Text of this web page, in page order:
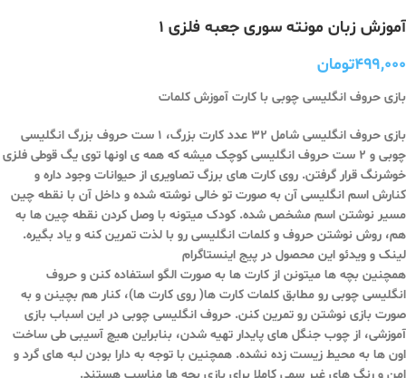
آموزش زبان مونته سوری جعبه فلزی ۱
۴۹۹,۰۰۰تومان
بازی حروف انگلیسی چوبی با کارت آموزش کلمات
بازی حروف انگلیسی شامل 32 عدد کارت بزرگ، 1 ست حروف بزرگ انگلیسی
چوبی و 2 ست حروف انگلیسی کوچک میشه که همه ی اونها توی یگ قوطی فلزی
خوشرنگ قرار گرفتن. روی کارت های برزگ تصاویری از حیوانات وجود داره و
کنارش اسم انگلیسی آن به صورت تو خالی نوشته شده و داخل آن با نقطه چین
مسیر نوشتن اسم مشخص شده. کودک میتونه با وصل کردن نقطه چین ها به
هم، روش نوشتن حروف و کلمات انگلیسی رو با لذت تمرین کنه و یاد بگیره.
لینک و ویدئو این محصول در پیج اینستاگرام
همچنین بچه ها میتونن از کارت ها به صورت الگو استفاده کنن و حروف
انگلیسی چوبی رو مطابق کلمات کارت ها( روی کارت ها)، کنار هم بچینن و به
صورت بازی نوشتن رو تمرین کنن. حروف انگلیسی چوبی در این اسباب بازی
آموزشی، از چوب جنگل های پایدار تهیه شدن، بنابراین هیچ آسیبی طی ساخت
اون ها به محیط زیست زده نشده. همچنین با توجه به دارا بودن لبه های گرد و